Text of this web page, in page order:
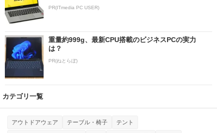
PR(ITmedia PC USER)
重量約999g、最新CPU搭載のビジネスPCの実力
は？
PR(ねとらぼ)
カテゴリ一覧
アウトドアウェア テーブル・椅子 テント